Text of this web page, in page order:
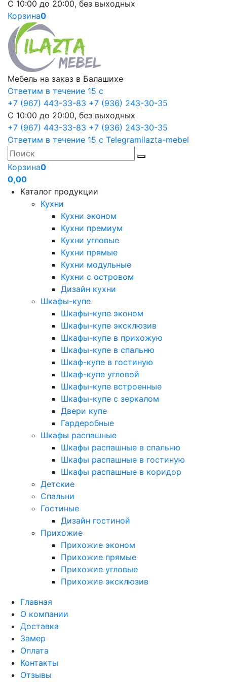
С 10:00 до 20:00, без выходных
Корзина0
Мебель на заказ в Балашихе
Ответим в течение 15 с
+7 (967) 443-33-83 +7 (936) 243-30-35
С 10:00 до 20:00, без выходных
+7 (967) 443-33-83 +7 (936) 243-30-35
Ответим в течение 15 с Telegramilazta-mebel
Корзина0
0,00
Каталог продукции
Кухни
Кухни эконом
Кухни премиум
Кухни угловые
Кухни прямые
Кухни модульные
Кухни с островом
Дизайн кухни
Шкафы-купе
Шкафы-купе эконом
Шкафы-купе эксклюзив
Шкафы-купе в прихожую
Шкафы-купе в спальню
Шкаф-купе в гостиную
Шкаф-купе угловой
Шкафы-купе встроенные
Шкафы-купе с зеркалом
Двери купе
Гардеробные
Шкафы распашные
Шкафы распашные в спальню
Шкафы распашные в гостиную
Шкафы распашные в коридор
Детские
Спальни
Гостиные
Дизайн гостиной
Прихожие
Прихожие эконом
Прихожие прямые
Прихожие угловые
Прихожие эксклюзив
Главная
О компании
Доставка
Замер
Оплата
Контакты
Отзывы